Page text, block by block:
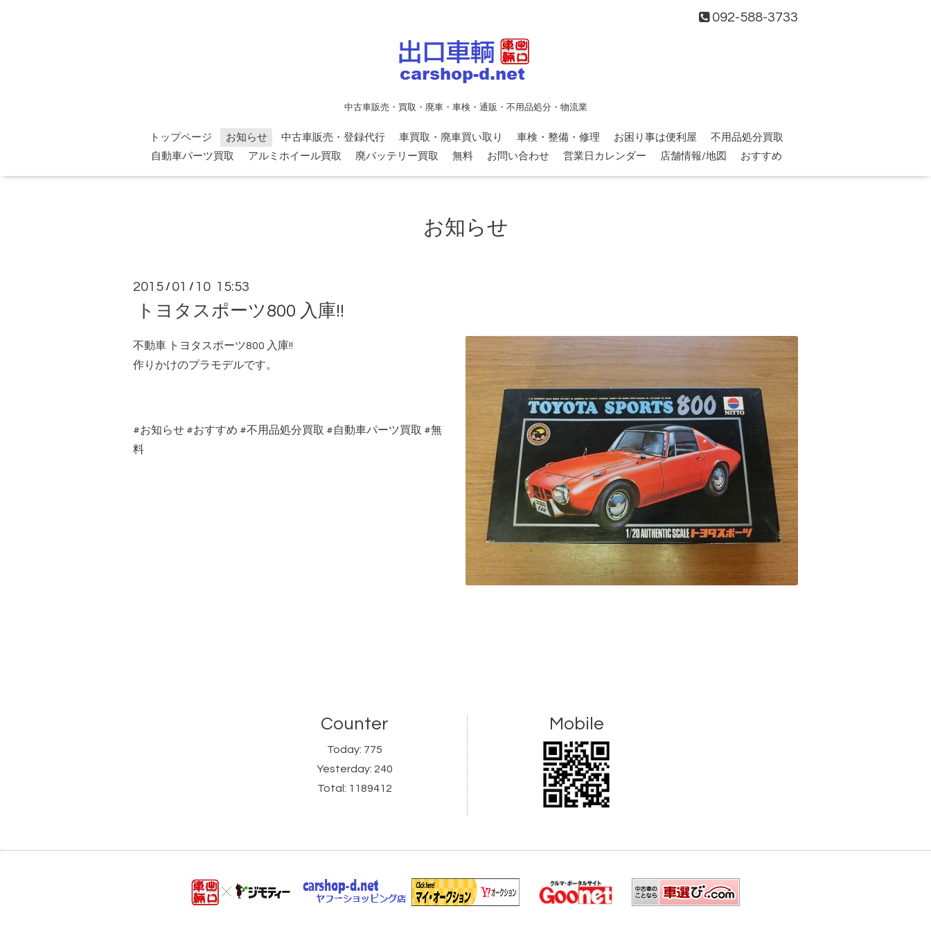
092-588-3733
中古車販売・買取・廃車・車検・通販・不用品処分・物流業
トップページ お知らせ 中古車販売・登録代行 車買取・廃車買い取り 車検・整備・修理 お困り事は便利屋
不用品処分買取
自動車パーツ買取
アルミホイール買取 廃バッテリー買取 無料 お問い合わせ 営業日カレンダー 店舗情報/地図 おすすめ
お知らせ
2015 / 01 / 10 15:53
トヨタスポーツ800 入庫!!
不動車 トヨタスポーツ800 入庫!!
作りかけのプラモデルです。
#お知らせ #おすすめ #不用品処分買取 #自動車パーツ買取 #無
料
Counter
Today: 775
Yesterday: 240
Total: 1189412
Mobile